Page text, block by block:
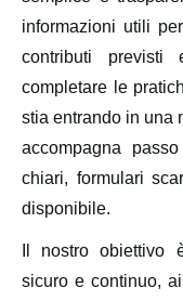
informazioni utili
contributi previsti
completare le
stia entrando in una
accompagna
chiari, formulari
disponibile.
Il nostro obiettivo
sicuro e continuo,